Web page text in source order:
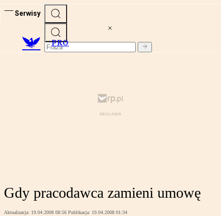
Serwisy
PRO
Gdy pracodawca zamieni umowę
Aktualizacja: 19.04.2008 08:56 Publikacja: 19.04.2008 01:34